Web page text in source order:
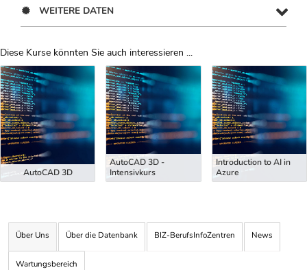
WEITERE DATEN
Diese Kurse könnten Sie auch interessieren ...
Uber Weiterbildungsvorschläge
AutoCAD 3D
AutoCAD 3D -
Intensivkurs
Introduction to AI in
Azure
Über Uns Über die Datenbank BIZ-BerufsInfoZentren News
Wartungsbereich